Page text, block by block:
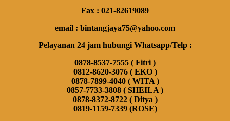
Fax : 021-82619089
email : bintangjaya75@yahoo.com
Pelayanan 24 jam hubungi Whatsapp/Telp :
0878-8537-7555 ( Fitri )
0812-8620-3076 ( EKO )
0878-7899-4040 ( WITA )
0857-7733-3808 ( SHEILA )
0878-8372-8722 ( Ditya )
0819-1159-7339 (ROSE)